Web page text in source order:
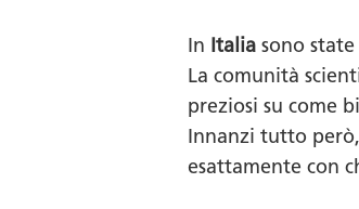
In Italia sono
La comunità
preziosi su come
Innanzi tutto
esattamente con